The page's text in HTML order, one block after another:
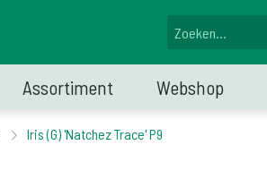
Assortiment Webshop
Iris (G) 'Natchez Trace' P9